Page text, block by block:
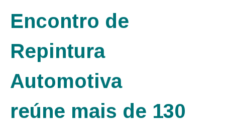
Encontro de
Repintura
Automotiva
reúne mais de 130